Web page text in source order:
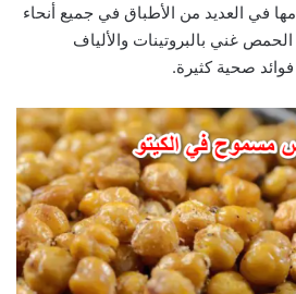
في العديد من الأطباق في جميع أنحاء
غني بالبروتينات والألياف
فوائد صحية كثيرة.